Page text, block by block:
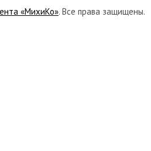
«МихиКо». Все права защищены.